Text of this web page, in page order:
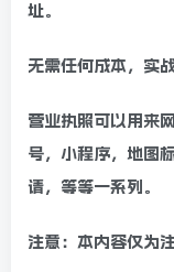
址。
无需任何成本，实
营业执照可以用来
号，小程序，地图
请，等等一系列。
注意：本内容仅为